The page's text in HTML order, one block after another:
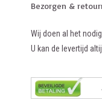
Bezorgen &
Wij doen al het
U kan de levertijd